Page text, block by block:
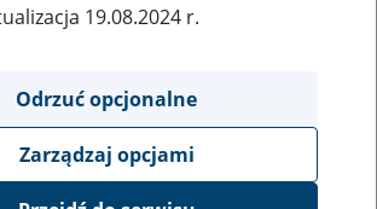
19.08.2024 r.
Odrzuć opcjonalne
Zarządzaj opcjami